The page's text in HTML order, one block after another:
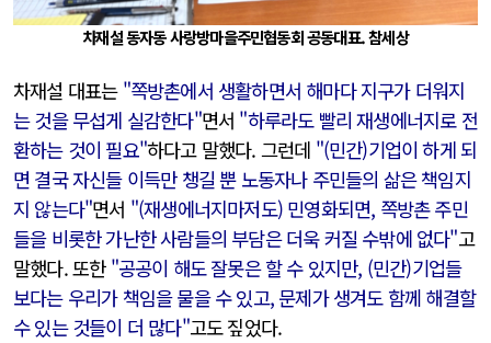
차재설 동자동 사랑방마을주민협동회 공동대표. 참세상
차재설 대표는 "쪽방촌에서 생활하면서 해마다 지구가 더워지
는 것을 무섭게 실감한다"면서 "하루라도 빨리 재생에너지로 전
환하는 것이 필요"하다고 말했다. 그런데 "(민간)기업이 하게 되
면 결국 자신들 이득만 챙길 뿐 노동자나 주민들의 삶은 책임지
지 않는다"면서 "(재생에너지마저도) 민영화되면, 쪽방촌 주민
들을 비롯한 가난한 사람들의 부담은 더욱 커질 수밖에 없다"고
말했다. 또한 "공공이 해도 잘못은 할 수 있지만, (민간)기업들
보다는 우리가 책임을 물을 수 있고, 문제가 생겨도 함께 해결할
수 있는 것들이 더 많다"고도 짚었다.